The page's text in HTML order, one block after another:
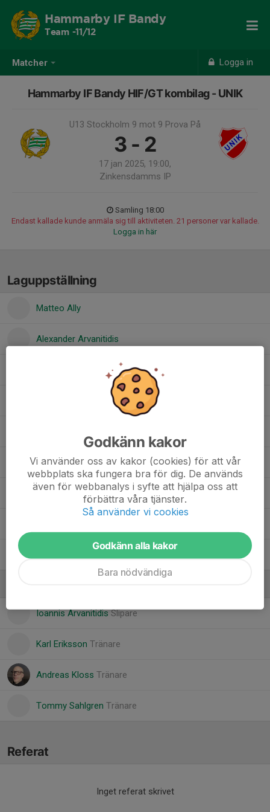
Matcher Logga in
Hammarby IF Bandy
Team -11/12
Hammarby IF Bandy HIF/GT kombilag - UNIK
U13 Stockholm 9 mot 9 Prova På
3 - 2
17 jan 2025, 19:00,
Zinkensdamms IP
Samling 18:00
Endast kallade kunde anmäla sig till aktiviteten. 21 personer var kallade.
Logga in här
Laguppställning
Matteo Ally
Alexander Arvanitidis
Oskar Gustavsson Lundqvist
Elmer Hanson
Ioannis ArvanitidisSlipare
Karl Eriksson Tränare
Andreas Kloss Tränare
Tommy Sahlgren Tränare
Referat
Inget referat skrivet
Godkänn kakor
Vi använder oss av kakor (cookies) för att vår
webbplats ska fungera bra för dig. De används
även för webbanalys i syfte att hjälpa oss att
förbättra våra tjänster.
Så använder vi cookies
Godkänn alla kakor
Bara nödvändiga